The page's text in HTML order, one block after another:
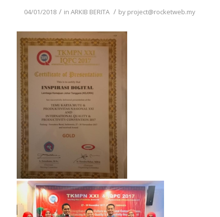
04/01/2018 / inARKIB BERITA / by project@rocketweb.my